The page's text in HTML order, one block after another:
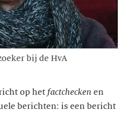
bij de HvA
op het factchecken en
berichten: is een bericht